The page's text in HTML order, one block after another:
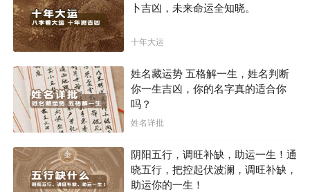
6. 表现出挑剔与不满
天秤座在喜欢一个人时，会对他/她的一切都充满赞美
和欣赏。然而，当他们不喜欢一个人时，这种赞美和欣赏
就会消失得无影无踪。你会发现他们开始对你的缺点和不
足表现出挑剔和不满。他们会对你的言行举止进行指责和
批评，让你感到自己一无是处。这种挑剔和不满会让你感
到自卑和沮丧，无法再自信地面对生活。
7. 不再分享与倾诉
卜吉凶，未来命运全知晓。
十年大运
姓名藏运势 五格解一生，姓名判断
你一生吉凶，你的名字真的适合你
吗？
姓名详批
阴阳五行，调旺补缺，助运一生！通
晓五行，把控起伏波澜，调旺补缺，
助运你的一生！